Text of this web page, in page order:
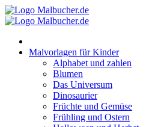
Zum
Inhalt
Malvorlagen für Kinder
Alphabet und zahlen
Blumen
Das Universum
Dinosaurier
Früchte und Gemüse
Frühling und Ostern